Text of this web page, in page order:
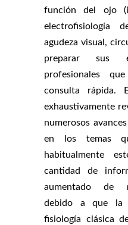
función del ojo
electrofisiología
agudeza visual,
preparar sus
profesionales
consulta rápida.
exhaustivamente
numerosos
en los temas
habitualmente
cantidad de
aumentado de
debido a que la
fisiología clásica